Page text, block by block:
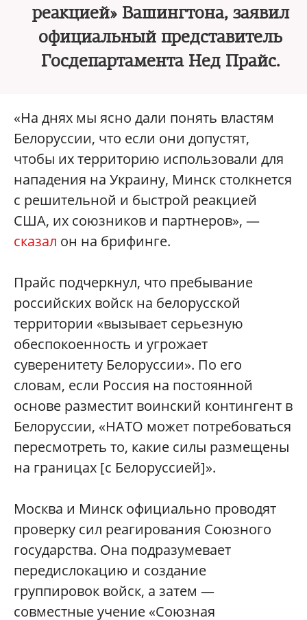
реакцией» Вашингтона, заявил
официальный представитель
Госдепартамента Нед Прайс.
«На днях мы ясно дали понять властям
Белоруссии, что если они допустят,
чтобы их территорию использовали для
нападения на Украину, Минск столкнется
с решительной и быстрой реакцией
США, их союзников и партнеров», —
сказал он на брифинге.
Прайс подчеркнул, что пребывание
российских войск на белорусской
территории «вызывает серьезную
обеспокоенность и угрожает
суверенитету Белоруссии». По его
словам, если Россия на постоянной
основе разместит воинский контингент в
Белоруссии, «НАТО может потребоваться
пересмотреть то, какие силы размещены
на границах [с Белоруссией]».
Москва и Минск официально проводят
проверку сил реагирования Союзного
государства. Она подразумевает
передислокацию и создание
группировок войск, а затем —
совместные учение «Союзная